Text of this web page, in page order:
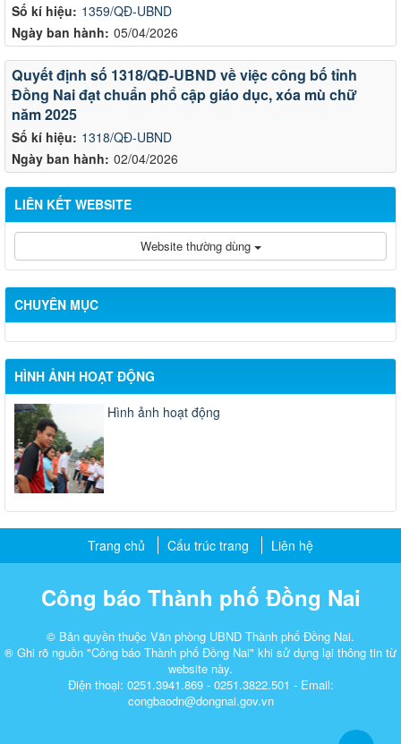
Số kí hiệu: 1359/QĐ-UBND
Ngày ban hành: 05/04/2026
Số kí hiệu: 1318/QĐ-UBND
Ngày ban hành: 02/04/2026
Quyết định số 1318/QĐ-UBND về việc công bố tỉnh
Đồng Nai đạt chuẩn phổ cập giáo dục, xóa mù chữ
năm 2025
LIÊN KẾT WEBSITE
Website thường dùng
CHUYÊN MỤC
HÌNH ẢNH HOẠT ĐỘNG
Hình ảnh hoạt động
Trang chủ Cấu trúc trang Liên hệ
Công báo Thành phố Đồng Nai
© Bản quyền thuộc Văn phòng UBND Thành phố Đồng Nai.
® Ghi rõ nguồn "Công báo Thành phố Đồng Nai" khi sử dụng lại thông tin từ
website này.
Điện thoại: 0251.3941.869 - 0251.3822.501 - Email:
congbaodn@dongnai.gov.vn